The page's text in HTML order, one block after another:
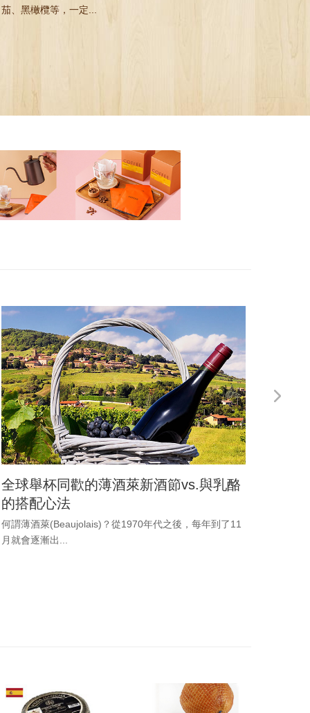
茄、黑橄欖等，一定...
全球舉杯同歡的薄酒萊新酒節vs.與乳酪
的搭配心法
何謂薄酒萊(Beaujolais)？從1970年代之後，每年到了11
月就會逐漸出...